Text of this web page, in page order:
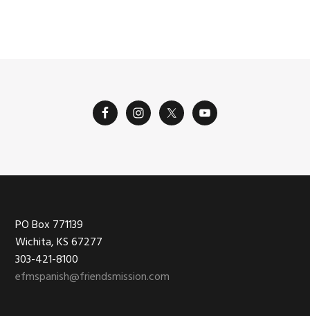
Footer
PO Box 771139
Wichita, KS 67277
303-421-8100
efmspanish@friendsmission.com